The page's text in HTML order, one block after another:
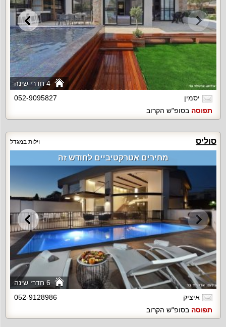
4 חדרי שינה
יסמין
052-9095827
תפוסה בסופ"ש הקרוב
סוליס וילות במגדל
6 חדרי שינה
מחירים אטרקטיביים לחודש זה
איציק
052-9128986
תפוסה בסופ"ש הקרוב